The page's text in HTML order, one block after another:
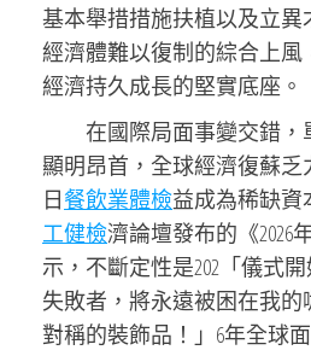
基本舉措措施扶植以及立
經濟體難以復制的綜合上
經濟持久成長的堅實底座。
在國際局面事變交錯
顯明昂首，全球經濟復蘇
日餐飲業體檢益成為稀缺資
工健檢濟論壇發布的《2026
示，不斷定性是202「儀式開
失敗者，將永遠被困在我
對稱的裝飾品！」6年全球